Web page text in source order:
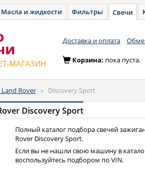
Масла и жидкости Фильтры Свечи
МАГАЗИН
Доставка и оплата
Корзина: пока пуста.
Rover » Discovery Sport
Discovery Sport
Полный каталог подбора свечей
Rover Discovery Sport.
Если вы не нашли свою машину в
воспользуйтесь подбором по VIN.